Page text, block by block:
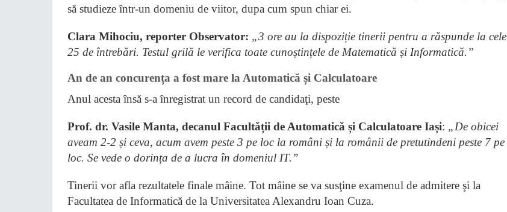
să studieze într-un domeniu de viitor, dupa cum spun chiar ei.
Clara Mihociu, reporter Observator: „3 ore au la dispoziție tinerii pentru a răspunde la cele
25 de întrebări. Testul grilă le verifica toate cunoștințele de Matematică și Informatică.”
An de an concurența a fost mare la Automatică și Calculatoare
Anul acesta însă s-a înregistrat un record de candidaţi, peste
Prof. dr. Vasile Manta, decanul Facultății de Automatică și Calculatoare Iași: „De obicei
aveam 2-2 și ceva, acum avem peste 3 pe loc la români și la românii de pretutindeni peste 7 pe
loc. Se vede o dorința de a lucra în domeniul IT.”
Tinerii vor afla rezultatele finale mâine. Tot mâine se va susţine examenul de admitere şi la
Facultatea de Informatică de la Universitatea Alexandru Ioan Cuza.